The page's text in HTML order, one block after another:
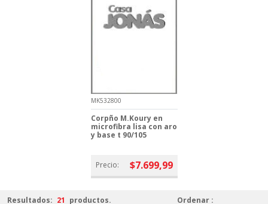
MK532800
Corpño M.Koury en
microfibra lisa con aro
y base t 90/105
Precio: $7.699,99
Resultados: 21 productos.
Ordenar :